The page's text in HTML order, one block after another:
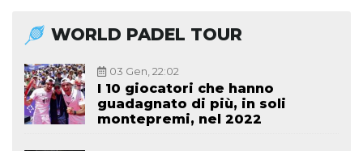
WORLD PADEL TOUR
03 Gen, 22:02
I 10 giocatori che hanno
guadagnato di più, in soli
montepremi, nel 2022